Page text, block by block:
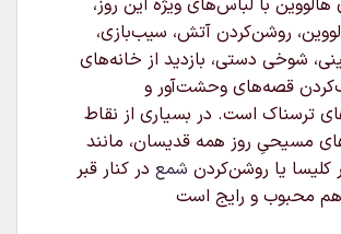
با لباس‌های ویژه این روز،
روشن‌کردن آتش، سیب‌بازی،
شوخی دستی، بازدید از خانه‌های
قصه‌های وحشت‌آور و
ترسناک است. در بسیاری از نقاط
مسیحیِ روز همه قدیسان، مانند
یا روشن‌کردن شمع در کنار قبر
هم محبوب و رایج است